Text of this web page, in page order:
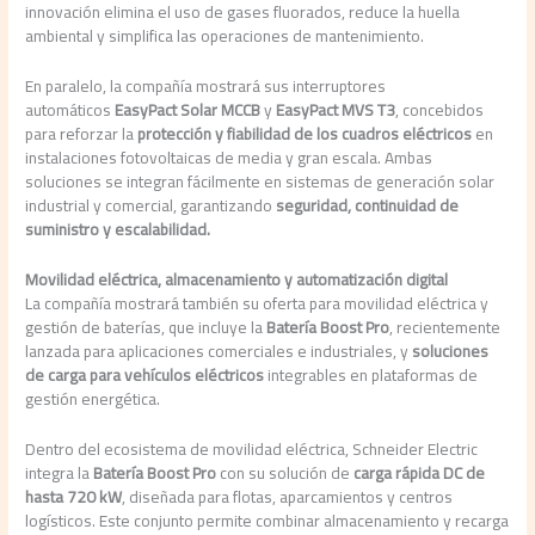
innovación elimina el uso de gases fluorados, reduce la huella
ambiental y simplifica las operaciones de mantenimiento.
En paralelo, la compañía mostrará sus interruptores
automáticosEasyPact Solar MCCByEasyPact MVS T3, concebidos
para reforzar laprotección y fiabilidad de los cuadros eléctricosen
instalaciones fotovoltaicas de media y gran escala. Ambas
soluciones se integran fácilmente en sistemas de generación solar
industrial y comercial, garantizandoseguridad, continuidad de
suministro y escalabilidad.
Movilidad eléctrica, almacenamiento y automatización digital
La compañía mostrará también su oferta para movilidad eléctrica y
gestión de baterías, que incluye laBatería Boost Pro, recientemente
lanzada para aplicaciones comerciales e industriales, ysoluciones
de carga para vehículos eléctricosintegrables en plataformas de
gestión energética.
Dentro del ecosistema de movilidad eléctrica, Schneider Electric
integra laBatería Boost Procon su solución decarga rápida DC de
hasta 720 kW, diseñada para flotas, aparcamientos y centros
logísticos. Este conjunto permite combinar almacenamiento y recarga